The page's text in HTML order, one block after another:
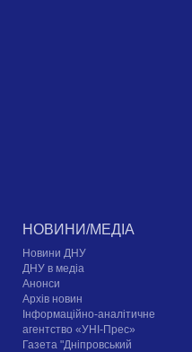
НОВИНИ/МЕДІА
Новини ДНУ
ДНУ в медіа
Анонси
Архів новин
Інформаційно-аналітичне
агентство «УНІ-Прес»
Газета "Дніпровський